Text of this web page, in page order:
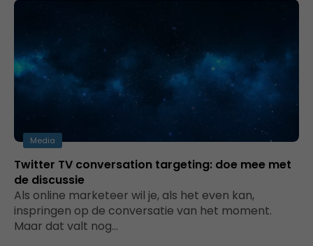
Media
Twitter TV conversation targeting: doe mee met
de discussie
Als online marketeer wil je, als het even kan,
inspringen op de conversatie van het moment.
Maar dat valt nog…